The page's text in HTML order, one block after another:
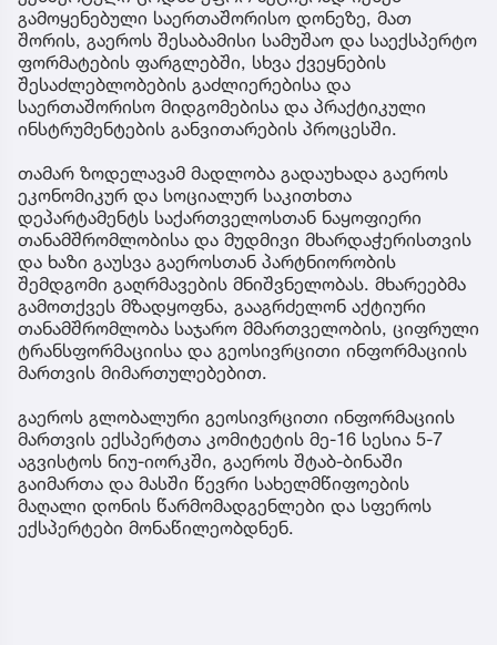
გამოყენებული საერთაშორისო დონეზე, მათ
შორის, გაეროს შესაბამისი სამუშაო და საექსპერტო
ფორმატების ფარგლებში, სხვა ქვეყნების
შესაძლებლობების გაძლიერებისა და
საერთაშორისო მიდგომებისა და პრაქტიკული
ინსტრუმენტების განვითარების პროცესში.
თამარ ზოდელავამ მადლობა გადაუხადა გაეროს
ეკონომიკურ და სოციალურ საკითხთა
დეპარტამენტს საქართველოსთან ნაყოფიერი
თანამშრომლობისა და მუდმივი მხარდაჭერისთვის
და ხაზი გაუსვა გაეროსთან პარტნიორობის
შემდგომი გაღრმავების მნიშვნელობას. მხარეებმა
გამოთქვეს მზადყოფნა, გააგრძელონ აქტიური
თანამშრომლობა საჯარო მმართველობის, ციფრული
ტრანსფორმაციისა და გეოსივრცითი ინფორმაციის
მართვის მიმართულებებით.
გაეროს გლობალური გეოსივრცითი ინფორმაციის
მართვის ექსპერტთა კომიტეტის მე-16 სესია 5-7
აგვისტოს ნიუ-იორკში, გაეროს შტაბ-ბინაში
გაიმართა და მასში წევრი სახელმწიფოების
მაღალი დონის წარმომადგენლები და სფეროს
ექსპერტები მონაწილეობდნენ.